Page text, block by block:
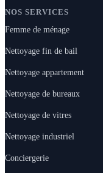
NOS SERVICES
Femme de ménage
Nettoyage fin de bail
Nettoyage appartement
Nettoyage de bureaux
Nettoyage de vitres
Nettoyage industriel
Conciergerie